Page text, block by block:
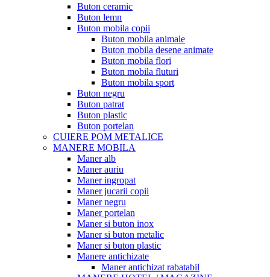
Buton ceramic
Buton lemn
Buton mobila copii
Buton mobila animale
Buton mobila desene animate
Buton mobila flori
Buton mobila fluturi
Buton mobila sport
Buton negru
Buton patrat
Buton plastic
Buton portelan
CUIERE POM METALICE
MANERE MOBILA
Maner alb
Maner auriu
Maner ingropat
Maner jucarii copii
Maner negru
Maner portelan
Maner si buton inox
Maner si buton metalic
Maner si buton plastic
Manere antichizate
Maner antichizat rabatabil